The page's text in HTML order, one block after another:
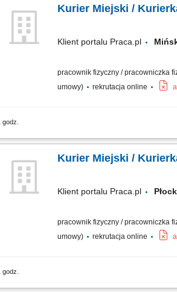
Kurier Miejski /
Klient portalu Praca.pl
pracownik fizyczny / pracowniczka
umowy)
rekrutacja online
godz.
odbiór i dostarczanie posiłków,
Kurier Miejski /
Klient portalu Praca.pl
pracownik fizyczny / pracowniczka
umowy)
rekrutacja online
godz.
odbiór i dostarczanie posiłków,